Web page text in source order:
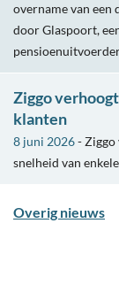
overname van een
door Glaspoort,
Ziggo
klanten
8 juni 2026- Ziggo
snelheid van
Overig nieuws